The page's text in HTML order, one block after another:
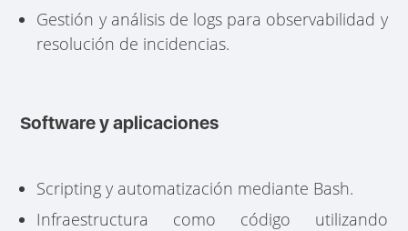
Gestión y análisis de logs para observabilidad y
resolución de incidencias.
Software y aplicaciones
Scripting y automatización mediante Bash.
Infraestructura como código utilizando